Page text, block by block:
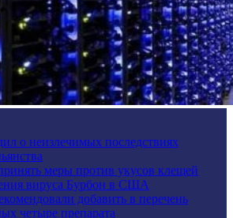
о неизлечимых последствиях
меры против укусов клещей
вируса Бурбон в США
добавить в перечень
четыре препарата